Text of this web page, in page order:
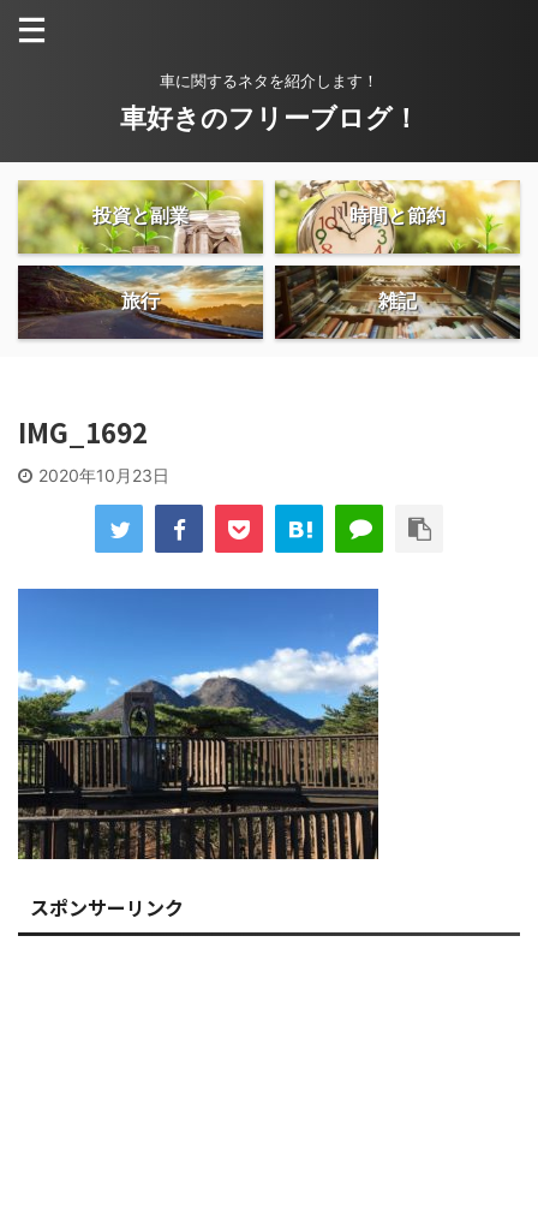
車に関するネタを紹介します！
車好きのフリーブログ！
投資と副業 時間と節約
旅行 雑記
IMG_1692
2020年10月23日
スポンサーリンク